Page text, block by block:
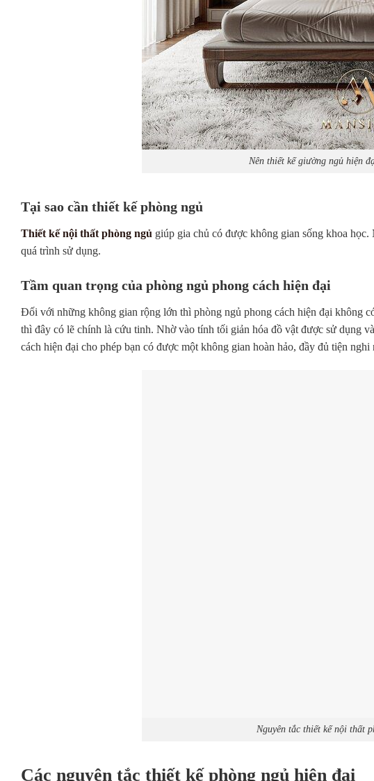
Nên thiết kế giường ngủ hiện
Tại sao cần thiết kế phòng ngủ
Thiết kế nội thất phòng ngủ giúp gia chủ có được không gian sống khoa
quá trình sử dụng.
Tầm quan trọng của phòng ngủ phong cách hiện đại
Đối với những không gian rộng lớn thì phòng ngủ phong cách hiện đại không
thì đây có lẽ chính là cứu tinh. Nhờ vào tính tối giản hóa đồ vật được sử dụng
cách hiện đại cho phép bạn có được một không gian hoàn hảo, đầy đủ tiện
Nguyên tắc thiết kế nội thất
Các nguyên tắc thiết kế phòng ngủ hiện đại